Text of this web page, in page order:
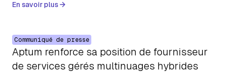
En savoir plus
Communiqué de presse
Aptum renforce sa position de fournisseur
de services gérés multinuages hybrides